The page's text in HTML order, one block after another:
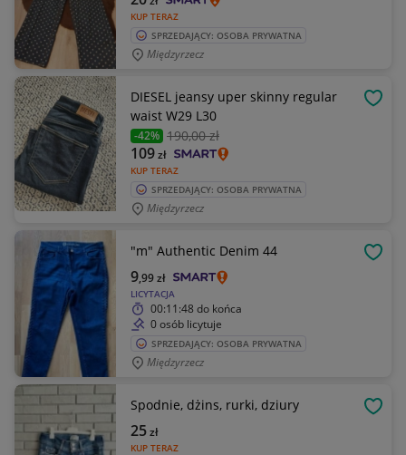
KUP TERAZ
SPRZEDAJĄCY: OSOBA PRYWATNA
Międzyrzecz
DIESEL jeansy uper skinny regular
waist W29 L30
-42% 190,00 zł
KUP TERAZ
109zł
SPRZEDAJĄCY: OSOBA PRYWATNA
Międzyrzecz
"m" Authentic Denim 44
LICYTACJA
9,99zł
00:11:48 do końca
0 osób licytuje
SPRZEDAJĄCY: OSOBA PRYWATNA
Międzyrzecz
Spodnie, dżins, rurki, dziury
KUP TERAZ
25zł